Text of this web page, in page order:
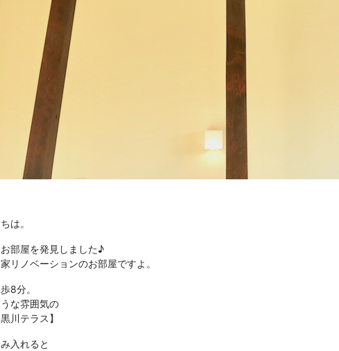
は。
部屋を発見しました♪
リノベーションのお部屋ですよ。
8分。
な雰囲気の
川テラス】
入れると